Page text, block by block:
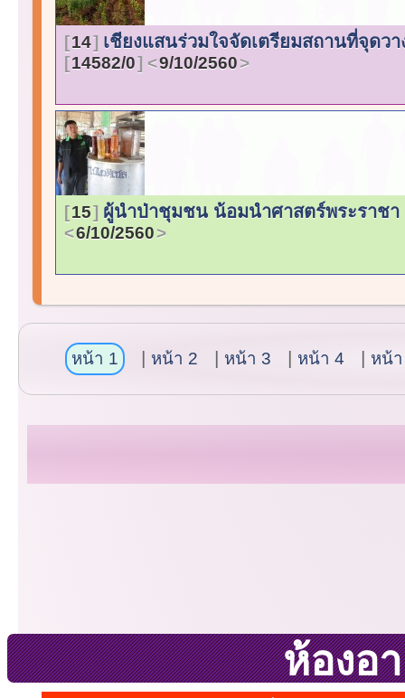
14 เชียงแสนร่วมใจจัดเตรียมสถานที่จุดว
14582/0 9/10/2560
15 ผู้นำป่าชุมชน น้อมนำศาสตร์พระราช
6/10/2560
หน้า 1 หน้า 2 หน้า 3 หน้า 4 หน้
ห้องอ